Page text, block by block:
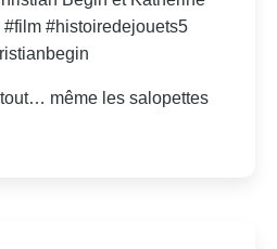
#film #histoiredejouets5
même les salopettes